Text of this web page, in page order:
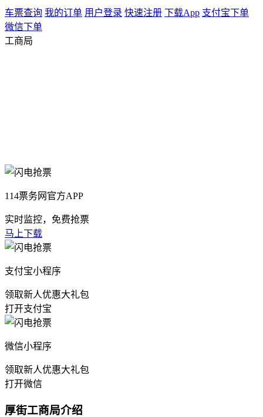
车票查询 我的订单 用户登录 快速注册 下载App 支付宝下单
微信下单
工商局
114票务网官方APP
实时监控，免费抢票
马上下载
支付宝小程序
领取新人优惠大礼包
打开支付宝
微信小程序
领取新人优惠大礼包
打开微信
厚街工商局介绍